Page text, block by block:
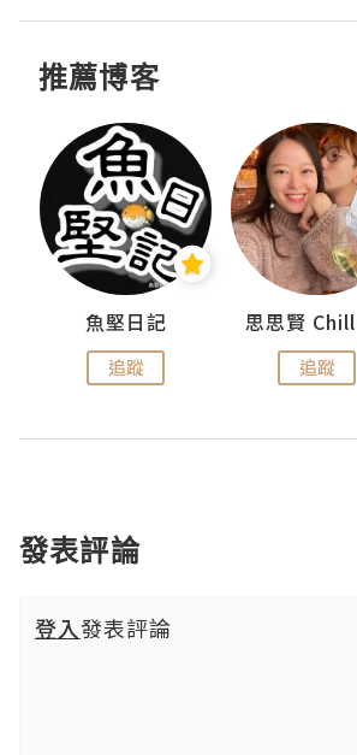
推薦博客
魚堅日記
追蹤 追蹤
發表評論
登入發表評論